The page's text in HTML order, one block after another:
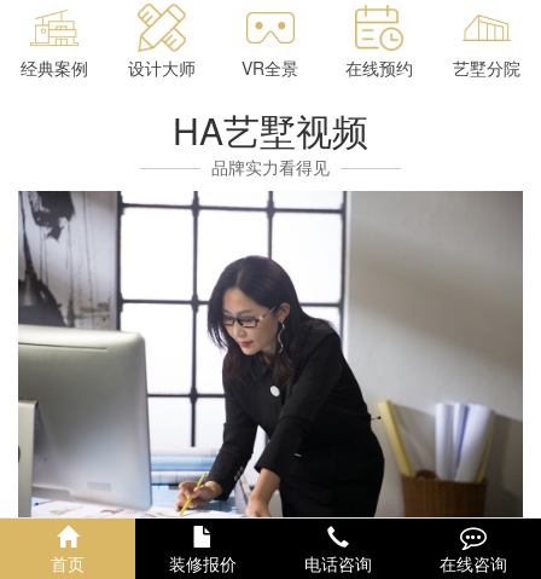
经典案例 设计大师 VR全景 在线预约 艺墅分院
HA艺墅视频
品牌实力看得见
首页 装修报价 电话咨询 在线咨询